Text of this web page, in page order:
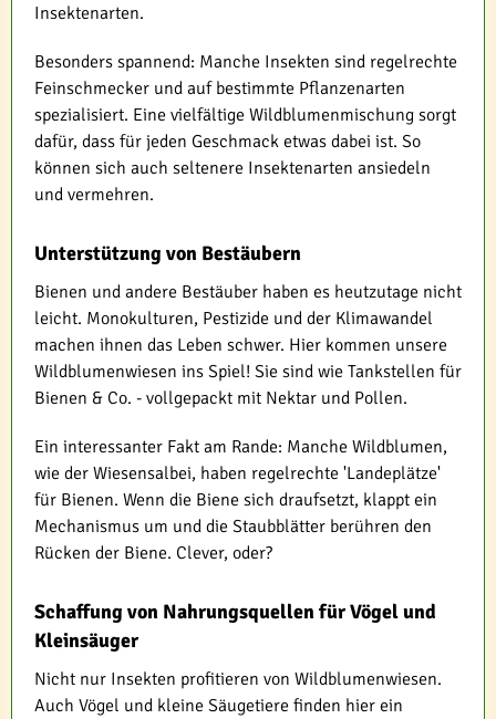
Insektenarten.
Besonders spannend: Manche Insekten sind regelrechte
Feinschmecker und auf bestimmte Pflanzenarten
spezialisiert. Eine vielfältige Wildblumenmischung sorgt
dafür, dass für jeden Geschmack etwas dabei ist. So
können sich auch seltenere Insektenarten ansiedeln
und vermehren.
Unterstützung von Bestäubern
Bienen und andere Bestäuber haben es heutzutage nicht
leicht. Monokulturen, Pestizide und der Klimawandel
machen ihnen das Leben schwer. Hier kommen unsere
Wildblumenwiesen ins Spiel! Sie sind wie Tankstellen für
Bienen & Co. - vollgepackt mit Nektar und Pollen.
Ein interessanter Fakt am Rande: Manche Wildblumen,
wie der Wiesensalbei, haben regelrechte 'Landeplätze'
für Bienen. Wenn die Biene sich draufsetzt, klappt ein
Mechanismus um und die Staubblätter berühren den
Rücken der Biene. Clever, oder?
Schaffung von Nahrungsquellen für Vögel und
Kleinsäuger
Nicht nur Insekten profitieren von Wildblumenwiesen.
Auch Vögel und kleine Säugetiere finden hier ein